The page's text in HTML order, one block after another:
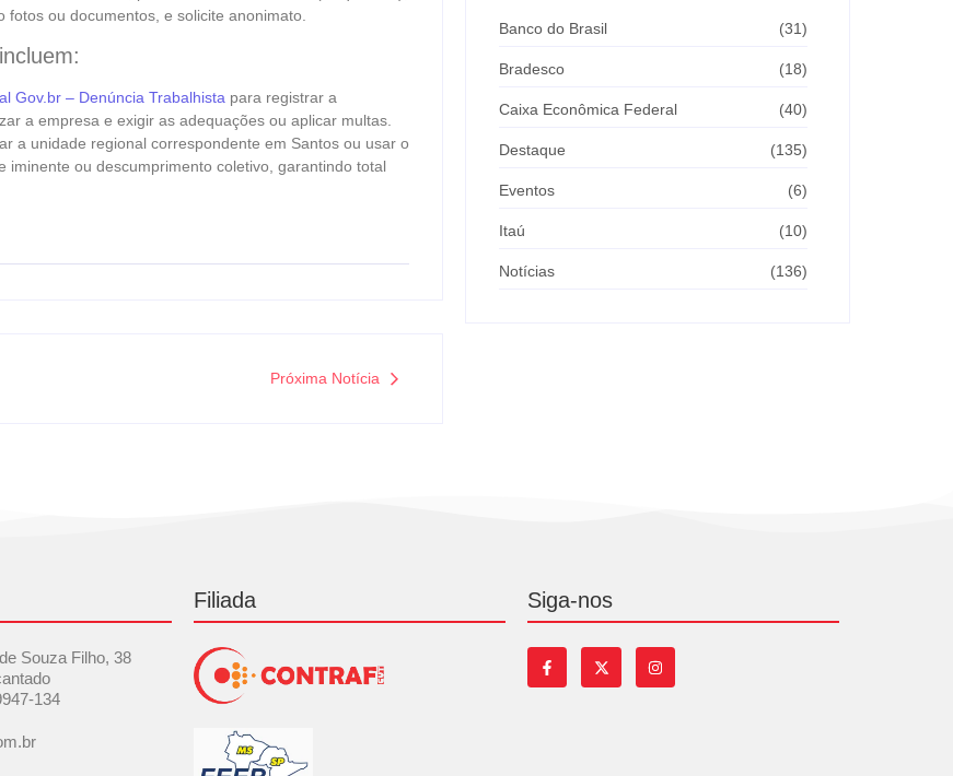
ou documentos, e solicite anonimato.
Gov.br – Denúncia Trabalhista para registrar a
a empresa e exigir as adequações ou aplicar multas.
a unidade regional correspondente em Santos ou usar o
ou descumprimento coletivo, garantindo total
Próxima Notícia
Banco do Brasil (31)
Bradesco (18)
Caixa Econômica Federal (40)
Destaque (135)
Eventos (6)
Itaú (10)
Notícias (136)
Souza Filho, 38
134
Filiada Siga-nos